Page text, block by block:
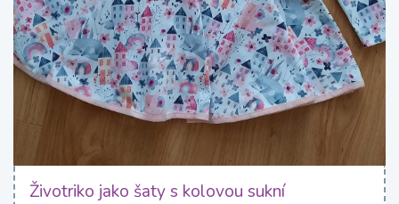
Životriko jako šaty s kolovou sukní